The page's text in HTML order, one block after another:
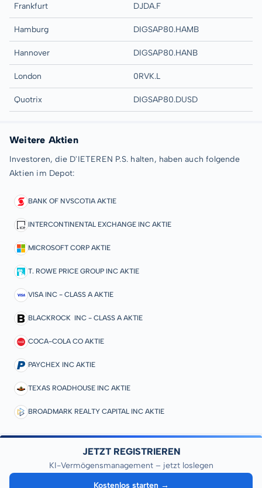
Frankfurt DJDA.F
Hamburg DIGSAP80.HAMB
Hannover DIGSAP80.HANB
London 0RVK.L
Quotrix DIGSAP80.DUSD
Weitere Aktien
Investoren, die D'IETEREN P.S. halten, haben auch folgende
Aktien im Depot:
BANK OF NVSCOTIA AKTIE
INTERCONTINENTAL EXCHANGE INC AKTIE
MICROSOFT CORP AKTIE
T. ROWE PRICE GROUP INC AKTIE
VISA INC - CLASS A AKTIE
BLACKROCK INC - CLASS A AKTIE
COCA-COLA CO AKTIE
PAYCHEX INC AKTIE
TEXAS ROADHOUSE INC AKTIE
BROADMARK REALTY CAPITAL INC AKTIE
JETZT REGISTRIEREN
KI-Vermögensmanagement – jetzt loslegen
Kostenlos starten →